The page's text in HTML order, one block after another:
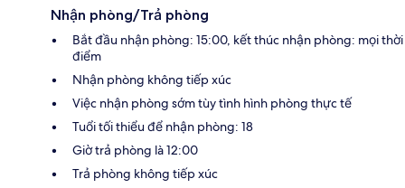
Nhận phòng/Trả phòng
Bắt đầu nhận phòng: 15:00, kết thúc nhận phòng: mọi thời
điểm
Nhận phòng không tiếp xúc
Việc nhận phòng sớm tùy tình hình phòng thực tế
Tuổi tối thiểu để nhận phòng: 18
Giờ trả phòng là 12:00
Trả phòng không tiếp xúc